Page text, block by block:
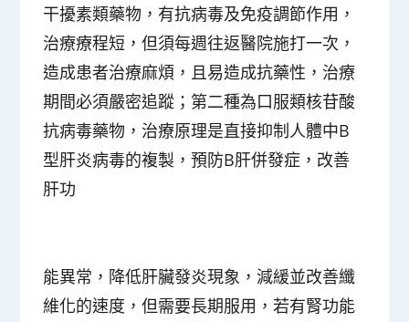
干擾素類藥物，有抗病毒及免疫調節作用，
治療療程短，但須每週往返醫院施打一次，
造成患者治療麻煩，且易造成抗藥性，治療
期間必須嚴密追蹤；第二種為口服類核苷酸
抗病毒藥物，治療原理是直接抑制人體中B
型肝炎病毒的複製，預防B肝併發症，改善
肝功
能異常，降低肝臟發炎現象，減緩並改善纖
維化的速度，但需要長期服用，若有腎功能